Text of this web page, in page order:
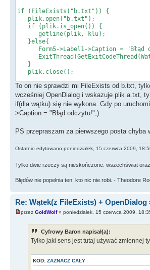
if (FileExists("b.txt")) {
plik.open("b.txt");
if (plik.is_open()) {
getline(plik, klu);
}else{
Form5->Label1->Caption = "Błąd
}
plik.close();
//od tego momentu wątku nie
return 0;
}
To on nie sprawdzi mi FileExists od b.txt,
wcześniej OpenDialog i wskazuje plik a.txt,
if(dla wątku) się nie wykona. Gdy po
>Caption = "Błąd odczytu!";).
PS przepraszam za pierwszego posta chyba
Ostatnio edytowano poniedziałek, 15 czerwca 2009,
Tylko dwie rzeczy są nieskończone: wszechświat
Błędów nie popełnia ten, kto nic nie robi. - Theodore
Re: Wątek(z FileExists) + OpenDialog
przez GoldWolf» poniedziałek, 15 czerwca 2009,
Cyfrowy Baron napisał(a):
Tylko jaki sens jest tutaj używać zmiennej
KOD: ZAZNACZ CAŁY